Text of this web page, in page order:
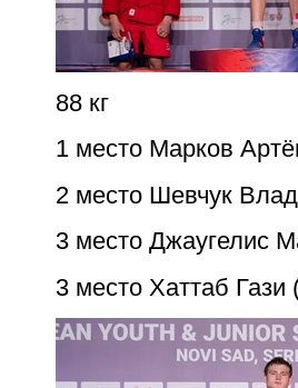
88 кг
1 место Марков
2 место Шевчук
3 место Джаугелис
3 место Хаттаб Гази